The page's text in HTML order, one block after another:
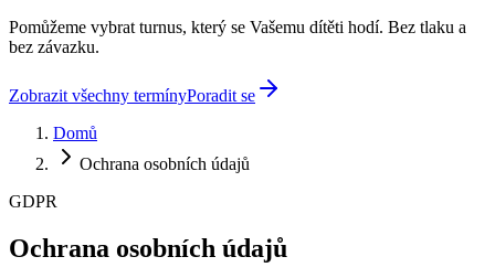
Pomůžeme vybrat turnus, který se Vašemu dítěti hodí. Bez tlaku a
bez závazku.
Zobrazit všechny termínyPoradit se
Domů
Ochrana osobních údajů
GDPR
Ochrana osobních údajů